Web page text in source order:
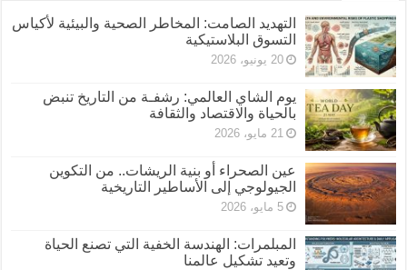
التهديد الصامت: المخاطر الصحية والبيئية لأكياس
التسوق البلاستيكية
20 يونيو، 2026
يوم الشاي العالمي: رشفـة من التاريخ تنبض
بالحياة والاقتصاد والثقافة
21 مايو، 2026
عين الصحراء أو بنية الريشات.. من التكوين
الجيولوجي إلى الأساطير التاريخية
5 مايو، 2026
المبلمرات: الهندسة الخفية التي تصنع الحياة
وتعيد تشكيل عالمنا